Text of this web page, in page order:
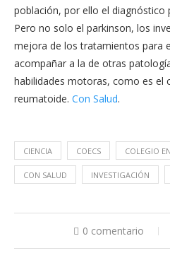
población, por ello el diagnóstico
Pero no solo el parkinson, los
mejora de los tratamientos para
acompañar a la de otras
habilidades motoras, como es el
reumatoide. Con Salud.
CIENCIA COECS COLEGIO
CON SALUD INVESTIGACIÓN
0 comentario